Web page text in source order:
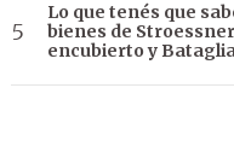
Lo que tenés que
bienes de
encubierto y